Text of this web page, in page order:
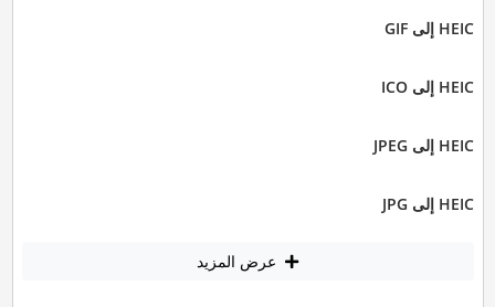
HEIC إلى GIF
HEIC إلى ICO
HEIC إلى JPEG
HEIC إلى JPG
عرض المزيد